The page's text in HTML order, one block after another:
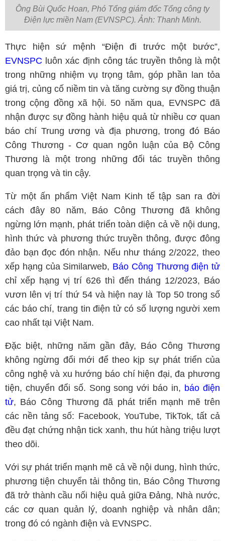
Ông Bùi Quốc Hoan, Phó Tổng giám đốc Tổng công ty
Điện lực miền Nam (EVNSPC). Ảnh: Thanh Minh.
Thực hiện sứ mệnh “Điện đi trước một bước”,
EVNSPC luôn xác định công tác truyền thông là một
trong những nhiệm vụ trọng tâm, góp phần lan tỏa
giá trị, củng cố niềm tin và tăng cường sự đồng thuận
trong cộng đồng xã hội. 50 năm qua, EVNSPC đã
nhận được sự đồng hành hiệu quả từ nhiều cơ quan
báo chí Trung ương và địa phương, trong đó Báo
Công Thương - Cơ quan ngôn luận của Bộ Công
Thương là một trong những đối tác truyền thông
quan trọng và tin cậy.
Từ một ấn phẩm Việt Nam Kinh tế tập san ra đời
cách đây 80 năm, Báo Công Thương đã không
ngừng lớn mạnh, phát triển toàn diện cả về nội dung,
hình thức và phương thức truyền thông, được đông
đảo bạn đọc đón nhận. Nếu như tháng 2/2022, theo
xếp hạng của Similarweb, Báo Công Thương điện tử
chỉ xếp hạng vị trí 626 thì đến tháng 12/2023, Báo
vươn lên vị trí thứ 54 và hiện nay là Top 50 trong số
các báo chí, trang tin điện tử có số lượng người xem
cao nhất tại Việt Nam.
Đặc biệt, những năm gần đây, Báo Công Thương
không ngừng đổi mới để theo kịp sự phát triển của
công nghệ và xu hướng báo chí hiện đại, đa phương
tiện, chuyển đổi số. Song song với báo in, báo điện
tử, Báo Công Thương đã phát triển mạnh mẽ trên
các nền tảng số: Facebook, YouTube, TikTok, tất cả
đều đạt chứng nhận tick xanh, thu hút hàng triệu lượt
theo dõi.
Với sự phát triển mạnh mẽ cả về nội dung, hình thức,
phương tiện chuyển tải thông tin, Báo Công Thương
đã trở thành cầu nối hiệu quả giữa Đảng, Nhà nước,
các cơ quan quản lý, doanh nghiệp và nhân dân;
trong đó có ngành điện và EVNSPC.